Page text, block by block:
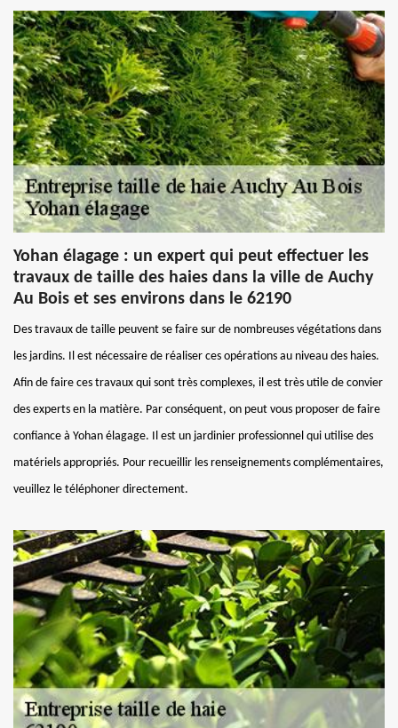
Yohan élagage : un expert qui peut effectuer les
travaux de taille des haies dans la ville de Auchy
Au Bois et ses environs dans le 62190
Des travaux de taille peuvent se faire sur de nombreuses végétations dans
les jardins. Il est nécessaire de réaliser ces opérations au niveau des haies.
Afin de faire ces travaux qui sont très complexes, il est très utile de convier
des experts en la matière. Par conséquent, on peut vous proposer de faire
confiance à Yohan élagage. Il est un jardinier professionnel qui utilise des
matériels appropriés. Pour recueillir les renseignements complémentaires,
veuillez le téléphoner directement.